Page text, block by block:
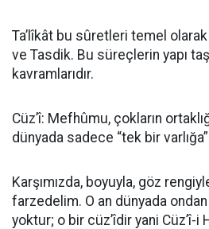
Ta’lîkât bu sûretleri temel olarak
ve Tasdik. Bu süreçlerin yapı
kavramlarıdır.
​Cüz’î: Mefhûmu, çokların
dünyada sadece “tek bir
Karşımızda, boyuyla, göz
farzedelim. O an dünyada
yoktur; o bir cüz’îdir yani Cüz’î-i